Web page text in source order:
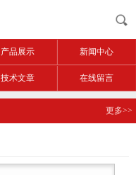
产品展示 新闻中心
技术文章 在线留言
更多>>